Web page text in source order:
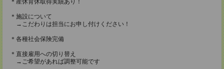
＊産休育休取得実績あり！
＊施設について
→こだわりは担当にお申し付けください！
＊各種社会保険完備
＊直接雇用への切り替え
→ご希望があれば調整可能です